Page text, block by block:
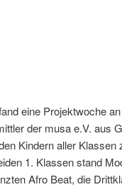
eine Projektwoche
der musa e.V. aus
Kindern aller Klassen
1. Klassen stand
Afro Beat, die